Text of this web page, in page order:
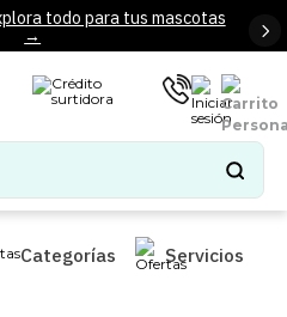
todo para tus mascotas
→
Categorías Servicios